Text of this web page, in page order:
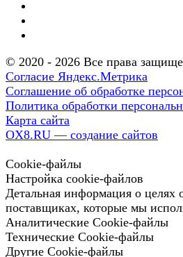
© 2020 - 2026 Все права
Согласие Яндекс.Метрика
Соглашение об обработке
Политика обработки
Карта сайта
OX8.RU — создание сайтов
Cookie-файлы
Настройка cookie-файлов
Детальная информация о целях
поставщиках, которые мы
Аналитические Cookie-файлы
Технические Cookie-файлы
Другие Cookie-файлы